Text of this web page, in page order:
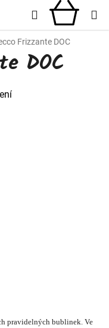
Hledat
Frizzante DOC
pravidelných bublinek. Ve
DOC